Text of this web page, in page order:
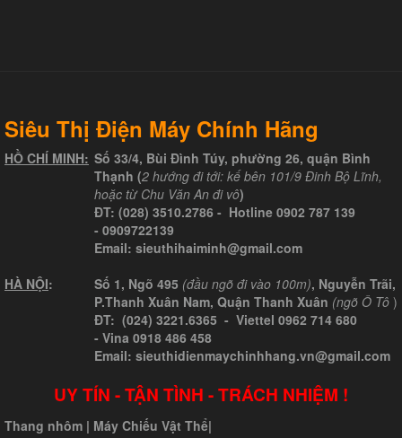
Siêu Thị Điện Máy Chính Hãng
HỒ CHÍ MINH: Số 33/4, Bùi Đình Túy, phường 26, quận Bình
Thạnh (2 hướng đi tới: kế bên 101/9 Đinh Bộ Lĩnh,
hoặc từ Chu Văn An đi vô)
ĐT: (028) 3510.2786 - Hotline 0902 787 139
- 0909722139
Email: sieuthihaiminh@gmail.com
HÀ NỘI: Số 1, Ngõ 495 (đầu ngõ đi vào 100m), Nguyễn Trãi,
P.Thanh Xuân Nam, Quận Thanh Xuân (ngõ Ô Tô )
ĐT: (024) 3221.6365 - Viettel 0962 714 680
- Vina 0918 486 458
Email: sieuthidienmaychinhhang.vn@gmail.com
UY TÍN - TẬN TÌNH - TRÁCH NHIỆM !
Thang nhôm | Máy Chiếu Vật Thể|